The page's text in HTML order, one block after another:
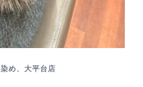
め、 大平台店